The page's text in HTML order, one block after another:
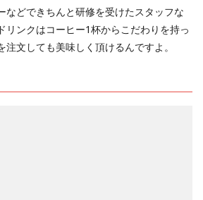
などできちんと研修を受けたスタッフな
リンクはコーヒー1杯からこだわりを持っ
文しても美味しく頂けるんですよ。